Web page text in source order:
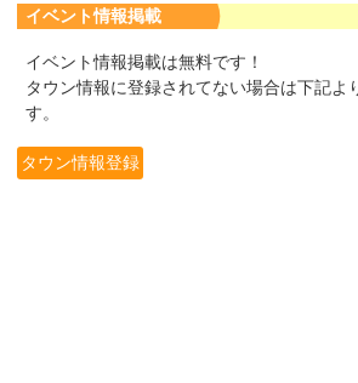
イベント情報掲載
イベント情報掲載は無料です！
タウン情報に登録されてない場合は下記よ
す。
タウン情報登録